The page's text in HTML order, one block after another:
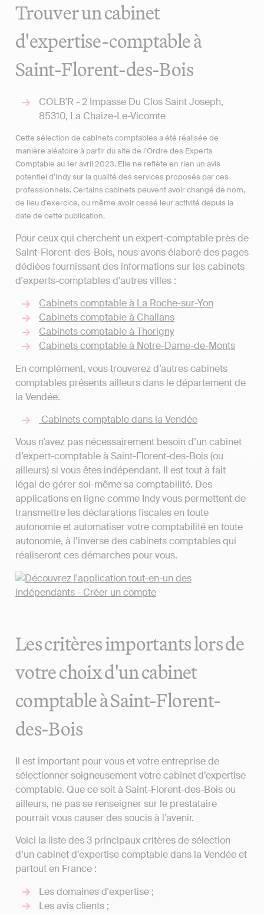
Trouver un cabinet
d'expertise-comptable à
Saint-Florent-des-Bois
COLB'R - 2 Impasse Du Clos Saint Joseph,
85310, La Chaize-Le-Vicomte
Cette sélection de cabinets comptables a été réalisée de
manière aléatoire à partir du site de l’Ordre des Experts
Comptable au 1er avril 2023. Elle ne reflète en rien un avis
potentiel d’Indy sur la qualité des services proposés par ces
professionnels. Certains cabinets peuvent avoir changé de nom,
de lieu d'exercice, ou même avoir cessé leur activité depuis la
date de cette publication.
Pour ceux qui cherchent un expert-comptable près de
Saint-Florent-des-Bois, nous avons élaboré des pages
dédiées fournissant des informations sur les cabinets
d'experts-comptables d’autres villes :
Cabinets comptable à La Roche-sur-Yon
Cabinets comptable à Challans
Cabinets comptable à Thorigny
Cabinets comptable à Notre-Dame-de-Monts
En complément, vous trouverez d’autres cabinets
comptables présents ailleurs dans le département de
la Vendée.
Cabinets comptable dans la Vendée
Vous n’avez pas nécessairement besoin d’un cabinet
d’expert-comptable à Saint-Florent-des-Bois (ou
ailleurs) si vous êtes indépendant. Il est tout à fait
légal de gérer soi-même sa comptabilité. Des
applications en ligne comme Indy vous permettent de
transmettre les déclarations fiscales en toute
autonomie et automatiser votre comptabilité en toute
autonomie, à l’inverse des cabinets comptables qui
réaliseront ces démarches pour vous.
Les critères importants lors de
votre choix d'un cabinet
comptable à Saint-Florent-
des-Bois
Il est important pour vous et votre entreprise de
sélectionner soigneusement votre cabinet d’expertise
comptable. Que ce soit à Saint-Florent-des-Bois ou
ailleurs, ne pas se renseigner sur le prestataire
pourrait vous causer des soucis à l’avenir.
Voici la liste des 3 principaux critères de sélection
d’un cabinet d’expertise comptable dans la Vendée et
partout en France :
Les domaines d'expertise ;
Les avis clients ;